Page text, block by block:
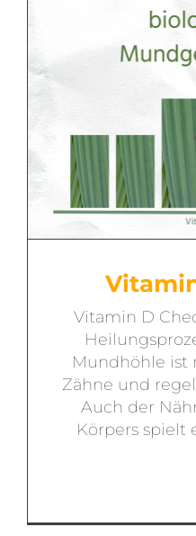
Vitamin D
Mundhöhle ist
Zähne und
Auch der
Körpers spielt